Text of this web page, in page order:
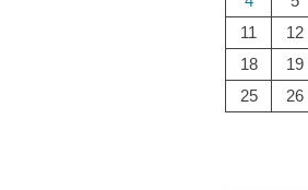
11
12
18
19
25
26